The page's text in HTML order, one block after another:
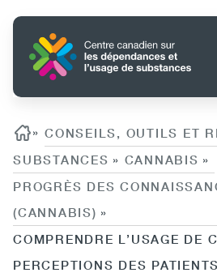
au
contenu
principal
Accueil
Main
navigation
Conseils, outils et ressources
Fil d'ariane
» CONSEILS, OUTILS ET
SUBSTANCES » CANNABIS »
PROGRÈS DES
(CANNABIS) »
COMPRENDRE L’USAGE DE
PERCEPTIONS DES